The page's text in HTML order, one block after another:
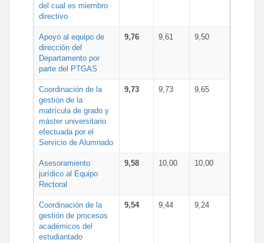
del cual es miembro
directivo
Apoyo al equipo de
dirección del
Departamento por
parte del PTGAS
9,76 9,61 9,50
Coordinación de la
gestión de la
matrícula de grado y
máster universitario
efectuada por el
Servicio de Alumnado
9,73 9,73 9,65
Asesoramiento
jurídico al Equipo
Rectoral
9,58 10,00 10,00
Coordinación de la
gestión de procesos
académicos del
estudiantado
9,54 9,44 9,24